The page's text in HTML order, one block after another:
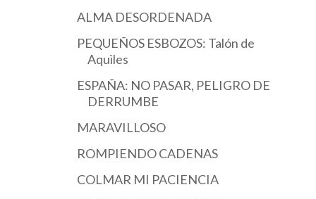
ALMA DESORDENADA
PEQUEÑOS ESBOZOS: Talón de
Aquiles
ESPAÑA: NO PASAR, PELIGRO DE
DERRUMBE
MARAVILLOSO
ROMPIENDO CADENAS
COLMAR MI PACIENCIA